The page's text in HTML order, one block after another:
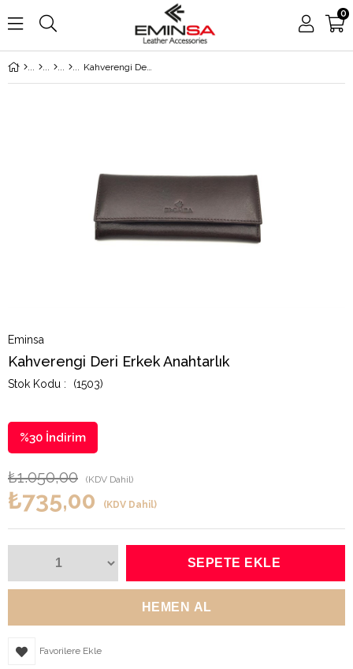
0
Kahverengi Deri Erkek Anahtarlık
Eminsa
Kahverengi Deri Erkek Anahtarlık
(1503)
%30 İndirim
₺1.050,00 (KDV Dahil)
₺735,00 (KDV Dahil)
Favorilere Ekle